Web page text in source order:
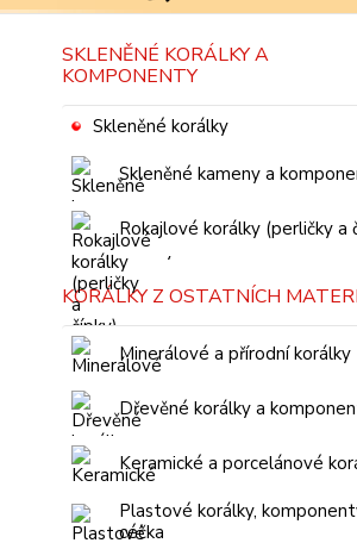
SKLENĚNÉ KORÁLKY A
KOMPONENTY
Skleněné korálky
Skleněné kameny a
Rokajlové korálky (perličky a
KORÁLKY Z OSTATNÍCH
Minerálové a přírodní korálky
Dřevěné korálky a
Keramické a porcelánové
Plastové korálky,
céčka